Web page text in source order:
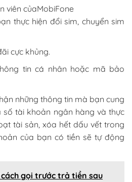
viên củaMobiFone
thực hiện đổi sim, chuyển sim
cực khủng.
tin cá nhân hoặc mã bảo
những thông tin mà bạn cung
tài khoản ngân hàng và thực
tài sản, xóa hết dấu vết trong
của bạn có tiền sẽ tự động
gọi trước trả tiền sau